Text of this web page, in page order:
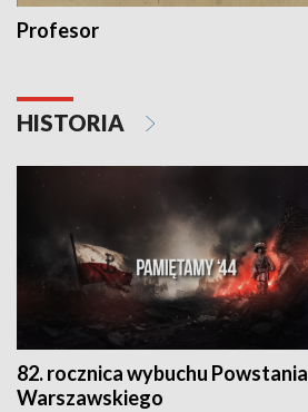
Profesor
HISTORIA
82. rocznica wybuchu Powstania
Warszawskiego